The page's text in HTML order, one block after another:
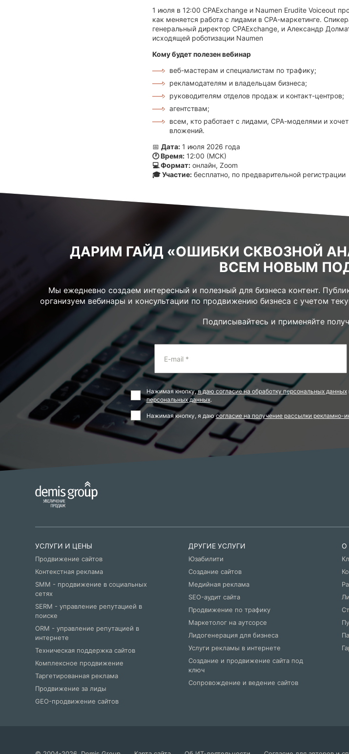
1 июля в 12:00 CPAExchange и Naumen Erudite Voiceout
как меняется работа с лидами в СРА-маркетинге.
генеральный директор CPAExchange, и Александр
исходящей роботизации Naumen
Кому будет полезен вебинар
веб-мастерам и специалистам по трафику;
рекламодателям и владельцам бизнеса;
руководителям отделов продаж и контакт-центров;
агентствам;
всем, кто работает с лидами, СРА-моделями и
вложений.
📅 Дата: 1 июля 2026 года
🕐 Время: 12:00 (МСК)
💻 Формат: онлайн, Zoom
🎓 Участие: бесплатно, по предварительной регистрации
ДАРИМ ГАЙД «ОШИБКИ СКВОЗНОЙ
ВСЕМ НОВЫМ
Мы ежедневно создаем интересный и полезный для бизнеса контент.
организуем вебинары и консультации по продвижению бизнеса с учетом
Подписывайтесь и применяйте
E-mail *
Нажимая кнопку,я даю согласие на обработку персональных данных
персональных данных.
Нажимая кнопку, я даюсогласие на получение рассылки рекламно-
УСЛУГИ И ЦЕНЫ
Продвижение сайтов
Контекстная реклама
SMM - продвижение в социальных
сетях
SERM - управление репутацией в
поиске
ORM - управление репутацией в
интернете
Техническая поддержка сайтов
Комплексное продвижение
Таргетированная реклама
Продвижение за лиды
GEO-продвижение сайтов
ДРУГИЕ УСЛУГИ
Юзабилити
Создание сайтов
Медийная реклама
SEO-аудит сайта
Продвижение по трафику
Маркетолог на аутсорсе
Лидогенерация для бизнеса
Услуги рекламы в интернете
Создание и продвижение сайта под
ключ
Сопровождение и ведение сайтов
О